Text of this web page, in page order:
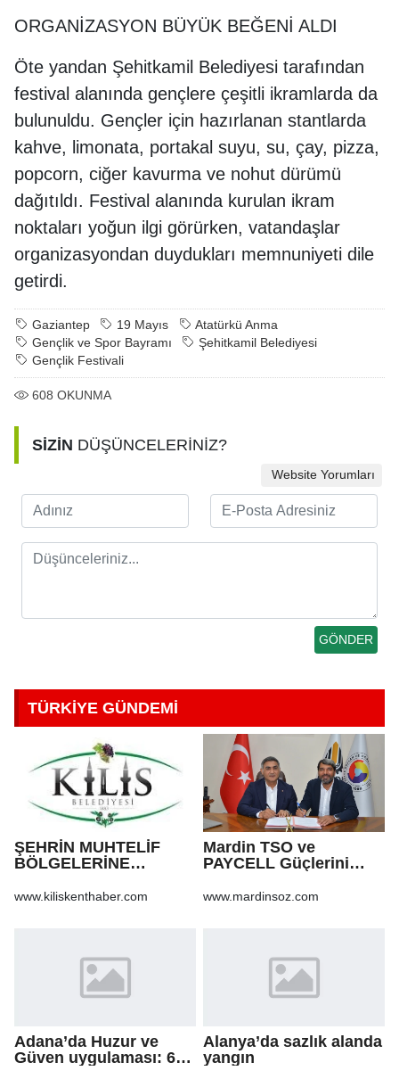
ORGANİZASYON BÜYÜK BEĞENİ ALDI
Öte yandan Şehitkamil Belediyesi tarafından
festival alanında gençlere çeşitli ikramlarda da
bulunuldu. Gençler için hazırlanan stantlarda
kahve, limonata, portakal suyu, su, çay, pizza,
popcorn, ciğer kavurma ve nohut dürümü
dağıtıldı. Festival alanında kurulan ikram
noktaları yoğun ilgi görürken, vatandaşlar
organizasyondan duydukları memnuniyeti dile
getirdi.
Gaziantep 19 Mayıs
Atatürkü Anma
Gençlik ve Spor Bayramı
Şehitkamil Belediyesi
Gençlik Festivali
608 OKUNMA
SİZİN DÜŞÜNCELERİNİZ?
Website Yorumları
TÜRKİYE GÜNDEMİ
ŞEHRİN MUHTELİF
BÖLGELERİNE
VE BOZULAN
www.kiliskenthaber.com
Mardin TSO ve
PAYCELL Güçlerini
www.mardinsoz.com
Adana’da Huzur ve
Güven uygulaması: 62
Alanya’da sazlık alanda
yangın